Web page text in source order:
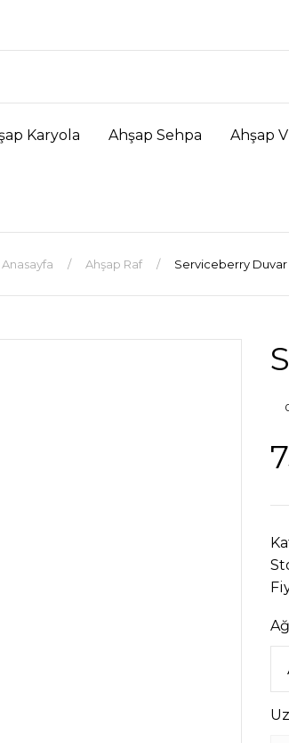
Karyola Ahşap Sehpa Ahşap
Anasayfa Ahşap Raf Serviceberry Duvar